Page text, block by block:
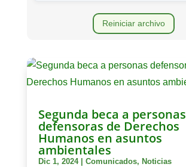
Reiniciar archivo
Segunda beca a personas
defensoras de Derechos
Humanos en asuntos
ambientales
Dic 1, 2024| Comunicados, Noticias